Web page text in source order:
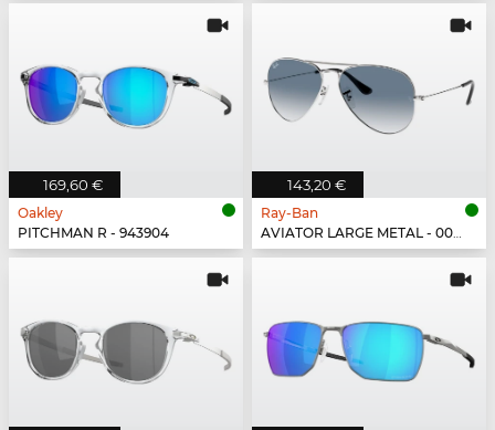
169,60 €
Oakley
PITCHMAN R - 943904
143,20 €
Ray-Ban
AVIATOR LARGE METAL - 003/3F